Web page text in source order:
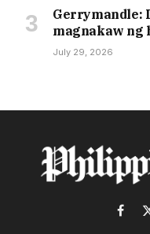
Gerrymandle:
magnakaw ng
July 29, 2026